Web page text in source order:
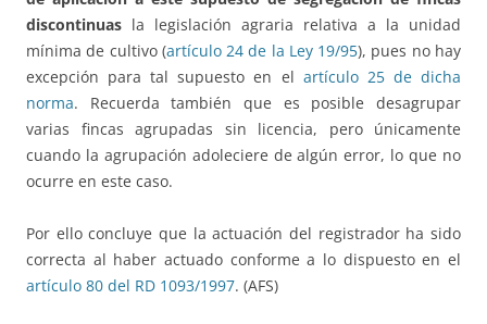
discontinuas la legislación agraria relativa a la unidad
mínima de cultivo (artículo 24 de la Ley 19/95), pues no hay
excepción para tal supuesto en el artículo 25 de dicha
norma. Recuerda también que es posible desagrupar
varias fincas agrupadas sin licencia, pero únicamente
cuando la agrupación adoleciere de algún error, lo que no
ocurre en este caso.
Por ello concluye que la actuación del registrador ha sido
correcta al haber actuado conforme a lo dispuesto en el
artículo 80 del RD 1093/1997. (AFS)